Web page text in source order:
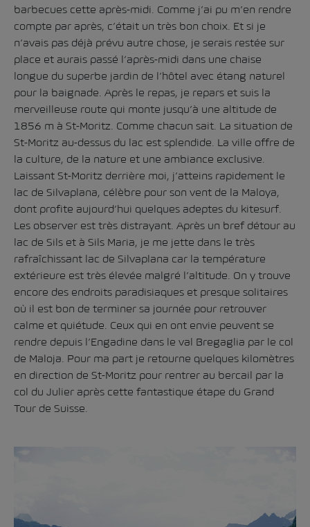
barbecues cette après-midi. Comme j’ai pu m’en rendre
compte par après, c’était un très bon choix. Et si je
n’avais pas déjà prévu autre chose, je serais restée sur
place et aurais passé l’après-midi dans une chaise
longue du superbe jardin de l’hôtel avec étang naturel
pour la baignade. Après le repas, je repars et suis la
merveilleuse route qui monte jusqu’à une altitude de
1856 m à St-Moritz. Comme chacun sait. La situation de
St-Moritz au-dessus du lac est splendide. La ville offre de
la culture, de la nature et une ambiance exclusive.
Laissant St-Moritz derrière moi, j’atteins rapidement le
lac de Silvaplana, célèbre pour son vent de la Maloya,
dont profite aujourd’hui quelques adeptes du kitesurf.
Les observer est très distrayant. Après un bref détour au
lac de Sils et à Sils Maria, je me jette dans le très
rafraîchissant lac de Silvaplana car la température
extérieure est très élevée malgré l’altitude. On y trouve
encore des endroits paradisiaques et presque solitaires
où il est bon de terminer sa journée pour retrouver
calme et quiétude. Ceux qui en ont envie peuvent se
rendre depuis l’Engadine dans le val Bregaglia par le col
de Maloja. Pour ma part je retourne quelques kilomètres
en direction de St-Moritz pour rentrer au bercail par la
col du Julier après cette fantastique étape du Grand
Tour de Suisse.